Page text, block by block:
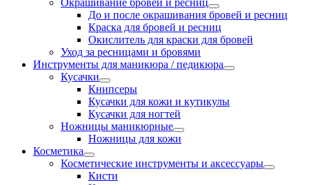
Окрашивание бровей и ресниц
До и после окрашивания бровей и ресниц
Краска для бровей и ресниц
Окислитель для краски для бровей
Уход за ресницами и бровями
Инструменты для маникюра / педикюра
Кусачки
Книпсеры
Кусачки для кожи и кутикулы
Кусачки для ногтей
Ножницы маникюрные
Ножницы для кожи
Косметика
Косметические инструменты и аксессуары
Кисти